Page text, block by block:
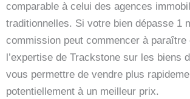
comparable à celui des agences
traditionnelles. Si votre bien dépasse 1
commission peut commencer à paraître
l’expertise de Trackstone sur les biens
vous permettre de vendre plus
potentiellement à un meilleur prix.